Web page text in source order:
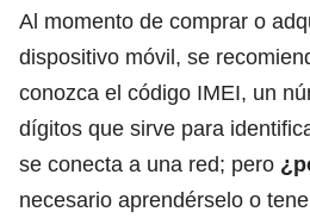
Al momento de comprar o
dispositivo móvil, se
conozca el código IMEI, un
dígitos que sirve para
se conecta a una red; pero
necesario aprendérselo o